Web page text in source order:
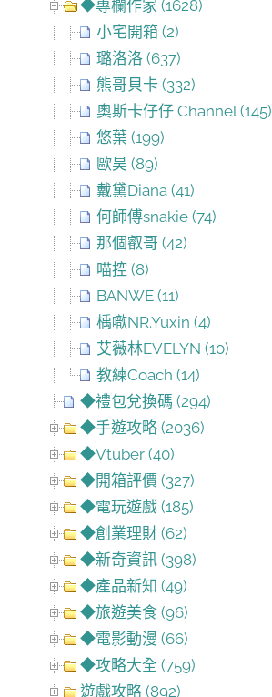
◆專欄作家 (1628)
小宅開箱 (2)
璐洛洛 (637)
熊哥貝卡 (332)
奧斯卡仔仔 Channel (145)
悠葉 (199)
歐昊 (89)
戴黛Diana (41)
何師傅snakie (74)
那個叡哥 (42)
喵控 (8)
BANWE (11)
楀噷NR.Yuxin (4)
艾薇林EVELYN (10)
教練Coach (14)
◆禮包兌換碼 (294)
◆手遊攻略 (2036)
◆Vtuber (40)
◆開箱評價 (327)
◆電玩遊戲 (185)
◆創業理財 (62)
◆新奇資訊 (398)
◆產品新知 (49)
◆旅遊美食 (96)
◆電影動漫 (66)
◆攻略大全 (759)
遊戲攻略 (892)